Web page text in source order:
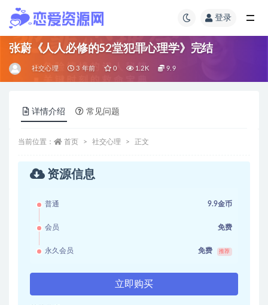
登录
张蔚《人人必修的52堂犯罪心理学》完结
社交心理 3 年前 0 1.2K 9.9
详情介绍 常见问题
当前位置： 首页 社交心理 正文
资源信息
普通 9.9金币
会员 免费
永久会员 免费 推荐
立即购买